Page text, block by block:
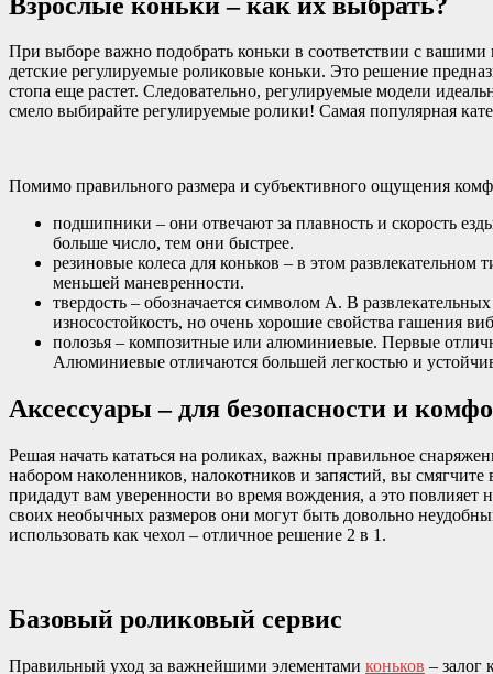
При выборе важно подобрать коньки в соответствии с
детские регулируемые роликовые коньки. Это решение
стопа еще растет. Следовательно, регулируемые модели
смело выбирайте регулируемые ролики! Самая популярная
Помимо правильного размера и субъективного ощущения
подшипники – они отвечают за плавность и скорость
больше число, тем они быстрее.
резиновые колеса для коньков – в этом
меньшей маневренности.
твердость – обозначается символом A. В
износостойкость, но очень хорошие свойства гашения
полозья – композитные или алюминиевые. Первые
Алюминиевые отличаются большей легкостью и
Аксессуары – для безопасности и
Решая начать кататься на роликах, важны правильное
набором наколенников, налокотников и запястий, вы
придадут вам уверенности во время вождения, а это
своих необычных размеров они могут быть довольно
использовать как чехол – отличное решение 2 в 1.
Базовый роликовый сервис
Правильный уход за важнейшими элементами коньков – залог